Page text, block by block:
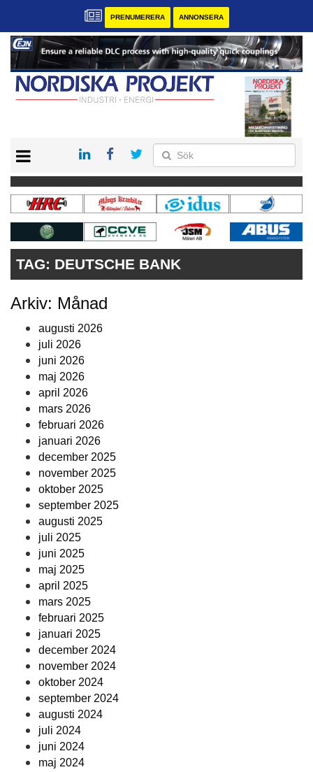
PRENUMERERA ANNONSERA
KONTAKT
VÅRA ANDRA MAGASIN
PRENUMERERA
ANNONSERA
TAG: DEUTSCHE BANK
Arkiv: Månad
augusti 2026
juli 2026
juni 2026
maj 2026
april 2026
mars 2026
februari 2026
januari 2026
december 2025
november 2025
oktober 2025
september 2025
augusti 2025
juli 2025
juni 2025
maj 2025
april 2025
mars 2025
februari 2025
januari 2025
december 2024
november 2024
oktober 2024
september 2024
augusti 2024
juli 2024
juni 2024
maj 2024